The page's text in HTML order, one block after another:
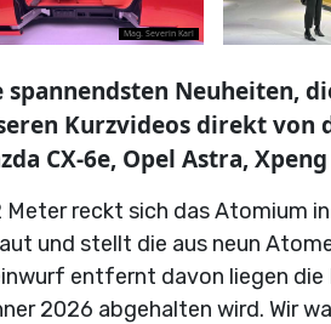
Mag. Severin Karl
spannendsten Neuheiten,
Kurzvideos direkt von
CX-6e, Opel Astra,
Meter reckt sich das Atomium
und stellt die aus neun
entfernt davon liegen die
2026 abgehalten wird. Wir